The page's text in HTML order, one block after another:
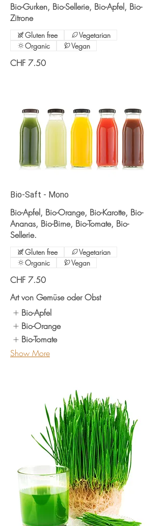
Bio-Gurken, Bio-Sellerie, Bio-Apfel, Bio-
Zitrone
CHF 7.50
Gluten free
Vegetarian
Organic
Vegan
Bio-Saft - Mono
Bio-Apfel, Bio-Orange, Bio-Karotte, Bio-
Ananas, Bio-Birne, Bio-Tomate, Bio-
Sellerie.
CHF 7.50
Gluten free
Vegetarian
Organic
Vegan
Art von Gemüse oder Obst
Bio-Apfel
Bio-Orange
Bio-Tomate
Show More